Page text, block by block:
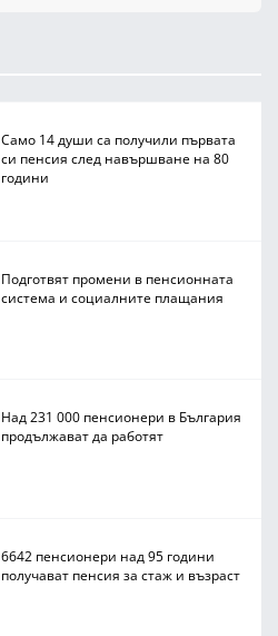
Само 14 души са получили първата
си пенсия след навършване на 80
години
Подготвят промени в пенсионната
система и социалните плащания
Над 231 000 пенсионери в България
продължават да работят
6642 пенсионери над 95 години
получават пенсия за стаж и възраст